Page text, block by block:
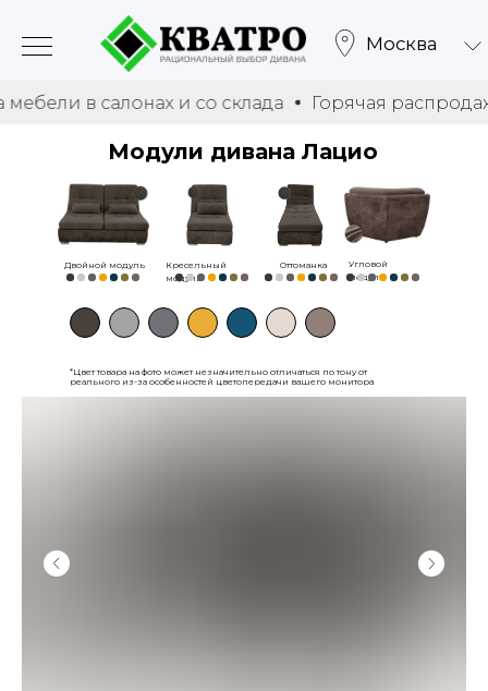
Москва
салонах и со склада Горячая распродажа
Модули дивана Лацио
Двойной модуль
Кресельный
модуль
Оттоманка
Угловой
модуль
*Цвет товара на фото может незначительно отличаться по тону от
реального из-за особенностей цветопередачи вашего монитора